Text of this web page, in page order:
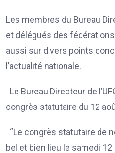
Les membres du Bureau
et délégués des fédérations
aussi sur divers points
l’actualité nationale.
Le Bureau Directeur de
congrès statutaire du 12
“Le congrès statutaire de
bel et bien lieu le samedi